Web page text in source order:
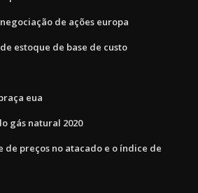
de ações europa
estoque de base de custo
eua
gás natural 2020
de preços no atacado e o índice de